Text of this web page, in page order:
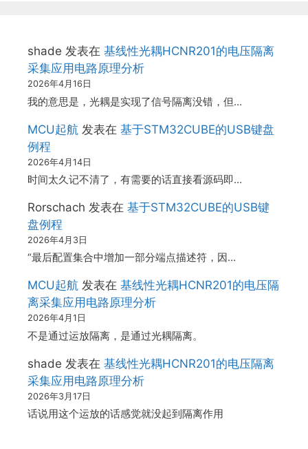
shade 发表在 基线性光耦HCNR201的电压隔离
采集应用电路原理分析
2026年4月16日
我的意思是，光耦是实现了信号隔离没错，但…
MCU起航 发表在 基于STM32CUBE的USB键盘
例程
2026年4月14日
时间太久记不清了，有需要的话直接看源码即…
Rorschach 发表在 基于STM32CUBE的USB键
盘例程
2026年4月3日
“最后配置集合中增加一部分端点描述符，因…
MCU起航 发表在 基线性光耦HCNR201的电压隔
离采集应用电路原理分析
2026年4月1日
不是通过运放隔离，是通过光耦隔离。
shade 发表在 基线性光耦HCNR201的电压隔离
采集应用电路原理分析
2026年3月17日
话说用这个运放的话感觉就没起到隔离作用